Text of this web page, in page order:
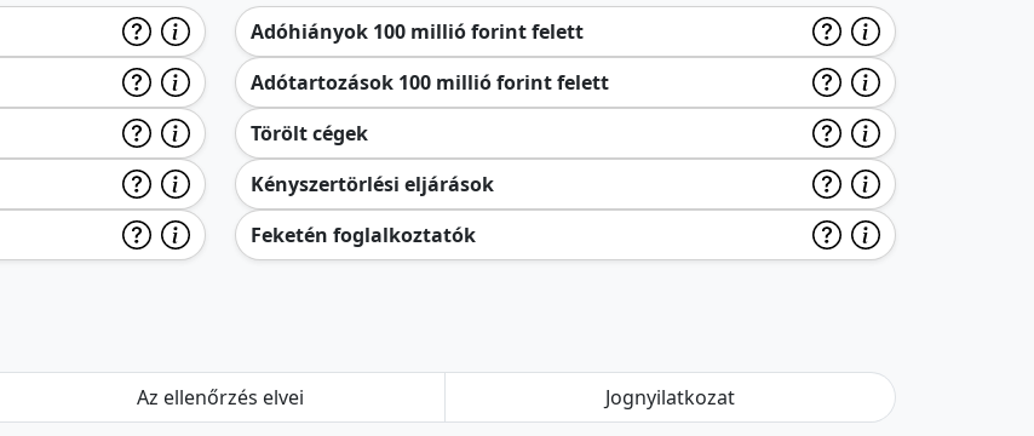
Adóhiányok 100 millió forint felett
Adótartozások 100 millió forint felett
Törölt cégek
Kényszertörlési eljárások
Feketén foglalkoztatók
Az ellenőrzés elvei Jognyilatkozat